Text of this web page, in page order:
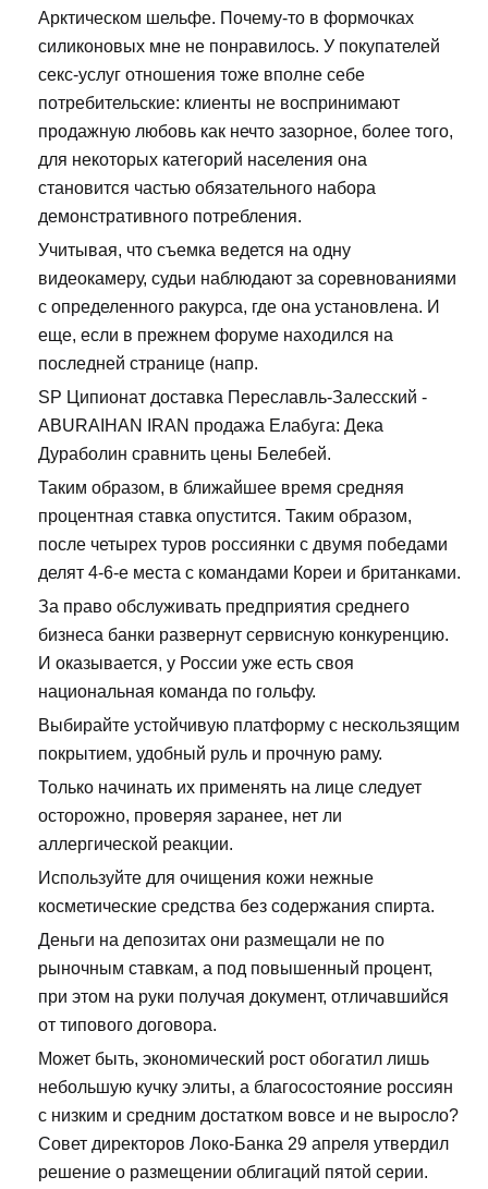
Арктическом шельфе. Почему-то в формочках
силиконовых мне не понравилось. У покупателей
секс-услуг отношения тоже вполне себе
потребительские: клиенты не воспринимают
продажную любовь как нечто зазорное, более того,
для некоторых категорий населения она
становится частью обязательного набора
демонстративного потребления.
Учитывая, что съемка ведется на одну
видеокамеру, судьи наблюдают за соревнованиями
с определенного ракурса, где она установлена. И
еще, если в прежнем форуме находился на
последней странице (напр.
SP Ципионат доставка Переславль-Залесский -
ABURAIHAN IRAN продажа Елабуга: Дека
Дураболин сравнить цены Белебей.
Таким образом, в ближайшее время средняя
процентная ставка опустится. Таким образом,
после четырех туров россиянки с двумя победами
делят 4-6-е места с командами Кореи и британками.
За право обслуживать предприятия среднего
бизнеса банки развернут сервисную конкуренцию.
И оказывается, у России уже есть своя
национальная команда по гольфу.
Выбирайте устойчивую платформу с нескользящим
покрытием, удобный руль и прочную раму.
Только начинать их применять на лице следует
осторожно, проверяя заранее, нет ли
аллергической реакции.
Используйте для очищения кожи нежные
косметические средства без содержания спирта.
Деньги на депозитах они размещали не по
рыночным ставкам, а под повышенный процент,
при этом на руки получая документ, отличавшийся
от типового договора.
Может быть, экономический рост обогатил лишь
небольшую кучку элиты, а благосостояние россиян
с низким и средним достатком вовсе и не выросло?
Совет директоров Локо-Банка 29 апреля утвердил
решение о размещении облигаций пятой серии.